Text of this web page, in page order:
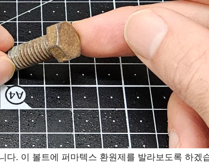
다. 이 볼트에 퍼마텍스 환원제를 발라보도록 하겠